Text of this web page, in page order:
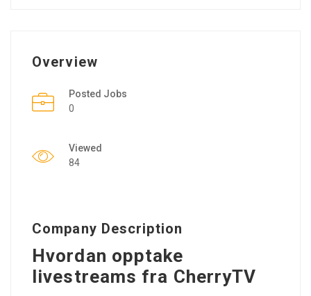
Overview
Posted Jobs
0
Viewed
84
Company Description
Hvordan opptake
livestreams fra CherryTV